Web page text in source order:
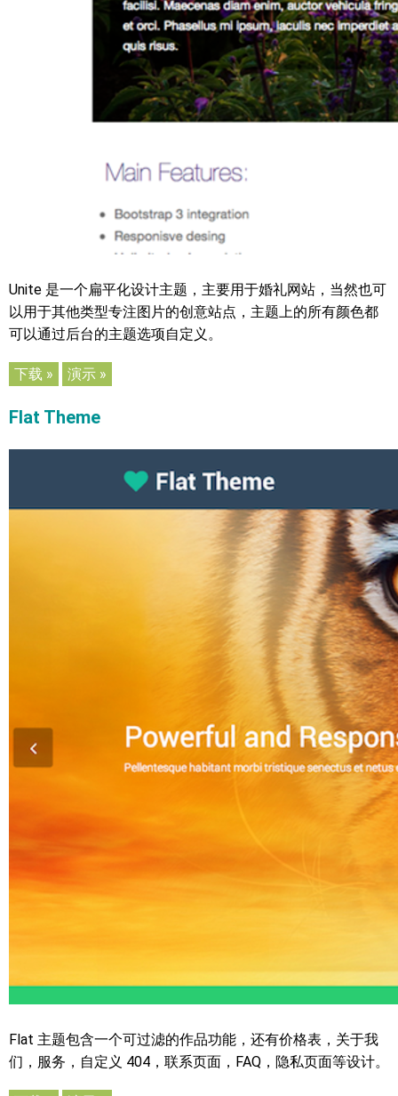
Unite 是一个扁平化设计主题，主要用于婚礼网站，当然也可
以用于其他类型专注图片的创意站点，主题上的所有颜色都
可以通过后台的主题选项自定义。
下载 » 演示 »
Flat Theme
Flat 主题包含一个可过滤的作品功能，还有价格表，关于我
们，服务，自定义 404，联系页面，FAQ，隐私页面等设计。